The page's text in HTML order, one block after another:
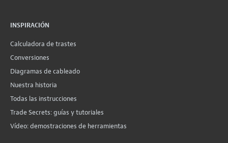
INSPIRACIÓN
Calculadora de trastes
Conversiones
Diagramas de cableado
Nuestra historia
Todas las instrucciones
Trade Secrets: guías y tutoriales
Vídeo: demostraciones de herramientas